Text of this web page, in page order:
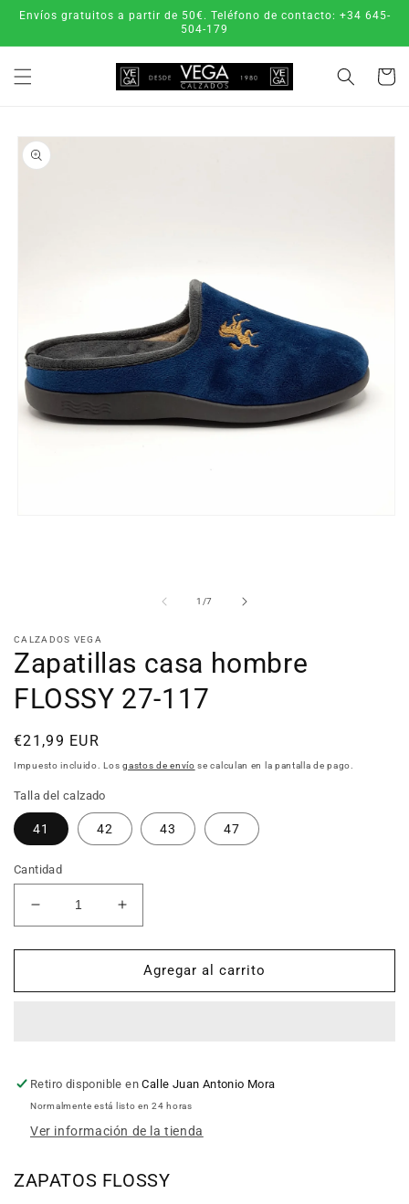
directamente
Envíos gratuitos a partir de 50€. Teléfono de contacto: +34 645-
504-179
Carrito
directamente
a la
información
1 /de
7
CALZADOS VEGA
Zapatillas casa hombre
FLOSSY 27-117
Precio
habitual
€21,99 EUR
Impuesto incluido. Losgastos de envío se calculan en la pantalla de pago.
Talla del calzado
41 42 43 47
Cantidad
Reducir
cantidad
para
casa
Aumentar
cantidad
para
Zapatillas
casa
Agregar al carrito
Retiro disponible enCalle Juan Antonio Mora
Normalmente está listo en 24 horas
Ver información de la tienda
ZAPATOS FLOSSY